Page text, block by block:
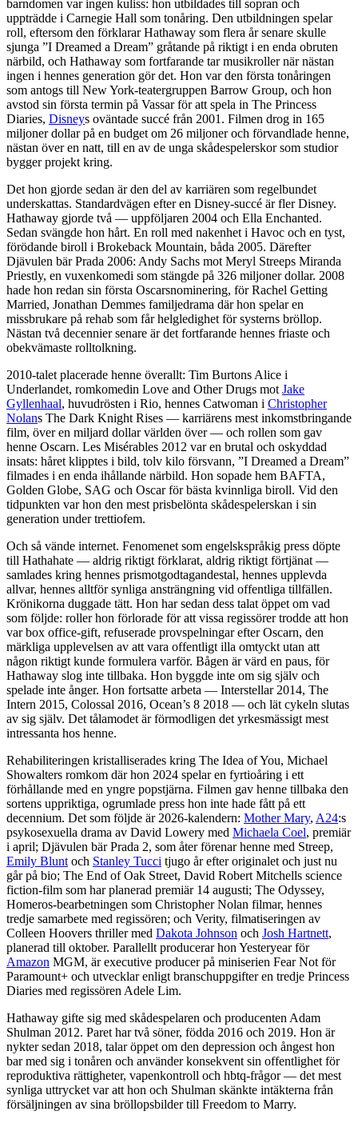
barndomen var ingen kuliss: hon utbildades till sopran och
uppträdde i Carnegie Hall som tonåring. Den utbildningen spelar
roll, eftersom den förklarar Hathaway som flera år senare skulle
sjunga ”I Dreamed a Dream” gråtande på riktigt i en enda obruten
närbild, och Hathaway som fortfarande tar musikroller när nästan
ingen i hennes generation gör det. Hon var den första tonåringen
som antogs till New York-teatergruppen Barrow Group, och hon
avstod sin första termin på Vassar för att spela in The Princess
Diaries, Disneys oväntade succé från 2001. Filmen drog in 165
miljoner dollar på en budget om 26 miljoner och förvandlade henne,
nästan över en natt, till en av de unga skådespelerskor som studior
bygger projekt kring.
Det hon gjorde sedan är den del av karriären som regelbundet
underskattas. Standardvägen efter en Disney-succé är fler Disney.
Hathaway gjorde två — uppföljaren 2004 och Ella Enchanted.
Sedan svängde hon hårt. En roll med nakenhet i Havoc och en tyst,
förödande biroll i Brokeback Mountain, båda 2005. Därefter
Djävulen bär Prada 2006: Andy Sachs mot Meryl Streeps Miranda
Priestly, en vuxenkomedi som stängde på 326 miljoner dollar. 2008
hade hon redan sin första Oscarsnominering, för Rachel Getting
Married, Jonathan Demmes familjedrama där hon spelar en
missbrukare på rehab som får helgledighet för systerns bröllop.
Nästan två decennier senare är det fortfarande hennes friaste och
obekvämaste rolltolkning.
2010-talet placerade henne överallt: Tim Burtons Alice i
Underlandet, romkomedin Love and Other Drugs mot Jake
Gyllenhaal, huvudrösten i Rio, hennes Catwoman i Christopher
Nolans The Dark Knight Rises — karriärens mest inkomstbringande
film, över en miljard dollar världen över — och rollen som gav
henne Oscarn. Les Misérables 2012 var en brutal och oskyddad
insats: håret klipptes i bild, tolv kilo försvann, ”I Dreamed a Dream”
filmades i en enda ihållande närbild. Hon sopade hem BAFTA,
Golden Globe, SAG och Oscar för bästa kvinnliga biroll. Vid den
tidpunkten var hon den mest prisbelönta skådespelerskan i sin
generation under trettiofem.
Och så vände internet. Fenomenet som engelskspråkig press döpte
till Hathahate — aldrig riktigt förklarat, aldrig riktigt förtjänat —
samlades kring hennes prismotgodtagandestal, hennes upplevda
allvar, hennes alltför synliga ansträngning vid offentliga tillfällen.
Krönikorna duggade tätt. Hon har sedan dess talat öppet om vad
som följde: roller hon förlorade för att vissa regissörer trodde att hon
var box office-gift, refuserade provspelningar efter Oscarn, den
märkliga upplevelsen av att vara offentligt illa omtyckt utan att
någon riktigt kunde formulera varför. Bågen är värd en paus, för
Hathaway slog inte tillbaka. Hon byggde inte om sig själv och
spelade inte ånger. Hon fortsatte arbeta — Interstellar 2014, The
Intern 2015, Colossal 2016, Ocean’s 8 2018 — och lät cykeln slutas
av sig själv. Det tålamodet är förmodligen det yrkesmässigt mest
intressanta hos henne.
Rehabiliteringen kristalliserades kring The Idea of You, Michael
Showalters romkom där hon 2024 spelar en fyrtioåring i ett
förhållande med en yngre popstjärna. Filmen gav henne tillbaka den
sortens uppriktiga, ogrumlade press hon inte hade fått på ett
decennium. Det som följde är 2026-kalendern: Mother Mary, A24:s
psykosexuella drama av David Lowery med Michaela Coel, premiär
i april; Djävulen bär Prada 2, som åter förenar henne med Streep,
Emily Blunt och Stanley Tucci tjugo år efter originalet och just nu
går på bio; The End of Oak Street, David Robert Mitchells science
fiction-film som har planerad premiär 14 augusti; The Odyssey,
Homeros-bearbetningen som Christopher Nolan filmar, hennes
tredje samarbete med regissören; och Verity, filmatiseringen av
Colleen Hoovers thriller med Dakota Johnson och Josh Hartnett,
planerad till oktober. Parallellt producerar hon Yesteryear för
Amazon MGM, är executive producer på miniserien Fear Not för
Paramount+ och utvecklar enligt branschuppgifter en tredje Princess
Diaries med regissören Adele Lim.
Hathaway gifte sig med skådespelaren och producenten Adam
Shulman 2012. Paret har två söner, födda 2016 och 2019. Hon är
nykter sedan 2018, talar öppet om den depression och ångest hon
bar med sig i tonåren och använder konsekvent sin offentlighet för
reproduktiva rättigheter, vapenkontroll och hbtq-frågor — det mest
synliga uttrycket var att hon och Shulman skänkte intäkterna från
försäljningen av sina bröllopsbilder till Freedom to Marry.